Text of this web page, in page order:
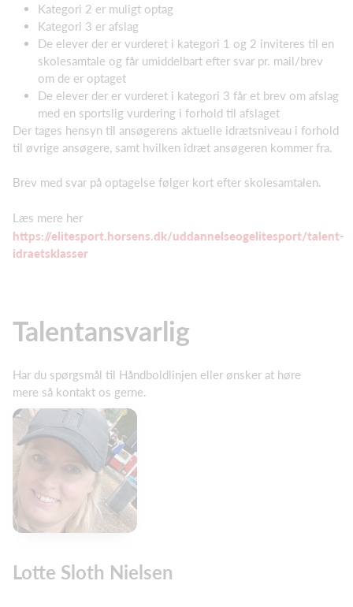
Kategori 2 er muligt optag
Kategori 3 er afslag
De elever der er vurderet i kategori 1 og 2 inviteres til en
skolesamtale og får umiddelbart efter svar pr. mail/brev
om de er optaget
De elever der er vurderet i kategori 3 får et brev om afslag
med en sportslig vurdering i forhold til afslaget
Der tages hensyn til ansøgerens aktuelle idrætsniveau i forhold
til øvrige ansøgere, samt hvilken idræt ansøgeren kommer fra.
Brev med svar på optagelse følger kort efter skolesamtalen.
Læs mere her
https://elitesport.horsens.dk/uddannelseogelitesport/talent-
idraetsklasser
Talentansvarlig
Har du spørgsmål til Håndboldlinjen eller ønsker at høre
mere så kontakt os gerne.
Lotte Sloth Nielsen